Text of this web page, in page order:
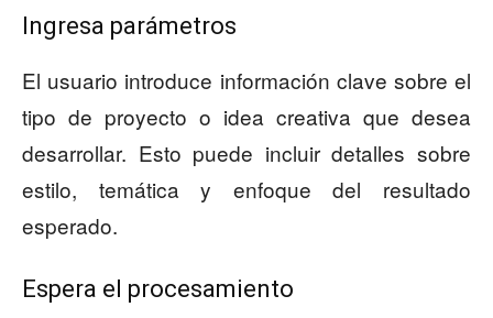
Ingresa parámetros
El usuario introduce información clave sobre el
tipo de proyecto o idea creativa que desea
desarrollar. Esto puede incluir detalles sobre
estilo, temática y enfoque del resultado
esperado.
Espera el procesamiento